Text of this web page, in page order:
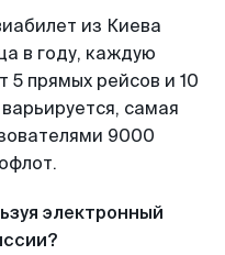
из Киева
в году, каждую
прямых рейсов и 10
самая
9000
электронный